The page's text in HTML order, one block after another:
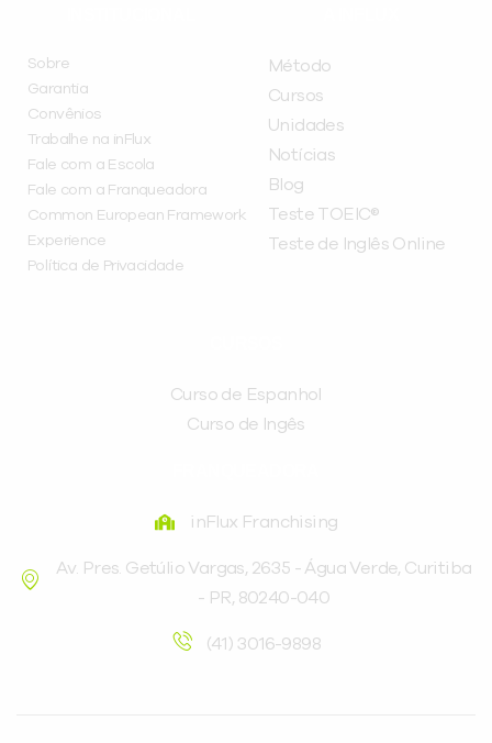
Sobre
Garantia
Convênios
Trabalhe na inFlux
Fale com a Escola
Fale com a Franqueadora
Common European Framework
Experience
Política de Privacidade
Método
Cursos
Unidades
Notícias
Blog
Teste TOEIC®
Teste de Inglês Online
Curso de Espanhol
Curso de Ingês
inFlux Franchising
Av. Pres. Getúlio Vargas, 2635 - Água Verde, Curitiba
- PR, 80240-040
(41) 3016-9898